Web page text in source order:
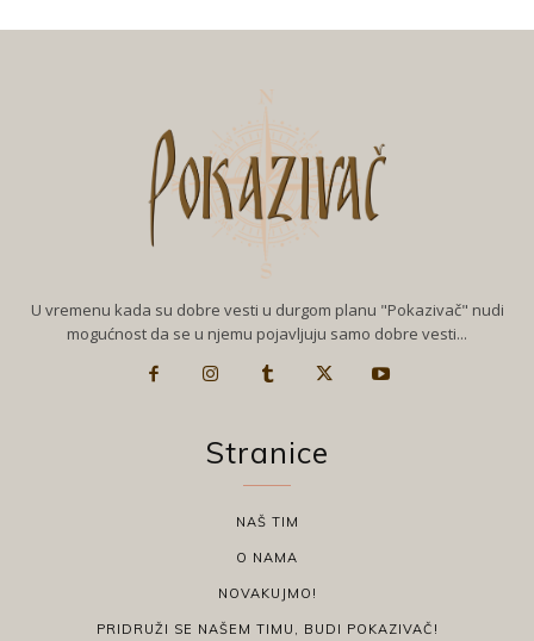
U vremenu kada su dobre vesti u durgom planu "Pokazivač" nudi
mogućnost da se u njemu pojavljuju samo dobre vesti...
Stranice
NAŠ TIM
O NAMA
NOVAKUJMO!
PRIDRUŽI SE NAŠEM TIMU, BUDI POKAZIVAČ!